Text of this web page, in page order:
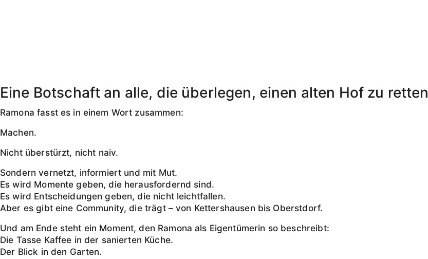
Eine Botschaft an alle, die überlegen, einen alten Hof zu retten
Ramona fasst es in einem Wort zusammen:
Machen.
Nicht überstürzt, nicht naiv.
Sondern vernetzt, informiert und mit Mut.
Es wird Momente geben, die herausfordernd sind.
Es wird Entscheidungen geben, die nicht leichtfallen.
Aber es gibt eine Community, die trägt – von Kettershausen bis Oberstdorf.
Und am Ende steht ein Moment, den Ramona als Eigentümerin so beschreibt:
Die Tasse Kaffee in der sanierten Küche.
Der Blick in den Garten.